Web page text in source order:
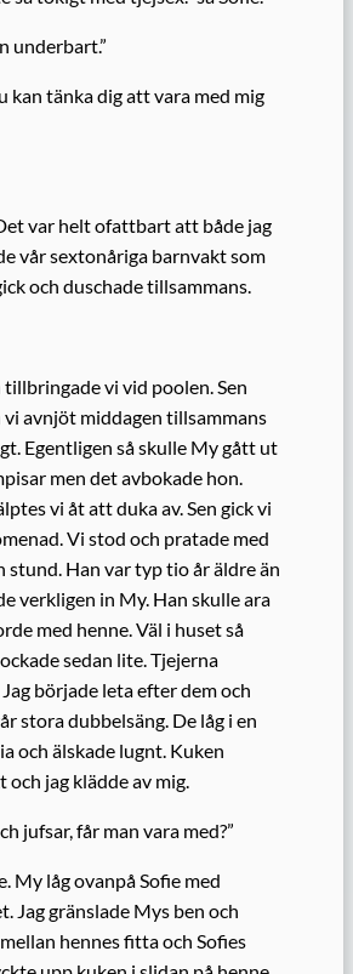
underbart.”
kan tänka dig att vara med mig
var helt ofattbart att både jag
vår sextonåriga barnvakt som
och duschade tillsammans.
vi vid poolen. Sen
vi avnjöt middagen tillsammans
Egentligen så skulle My gått ut
men det avbokade hon.
vi åt att duka av. Sen gick vi
Vi stod och pratade med
stund. Han var typ tio år äldre än
verkligen in My. Han skulle ara
med henne. Väl i huset så
sedan lite. Tjejerna
började leta efter dem och
stora dubbelsäng. De låg i en
och älskade lugnt. Kuken
jag klädde av mig.
jufsar, får man vara med?”
My låg ovanpå Sofie med
Jag gränslade Mys ben och
hennes fitta och Sofies